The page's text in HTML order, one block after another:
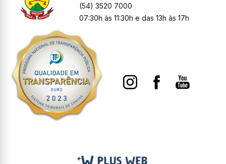
(54) 3520 7000
07:30h às 11:30h e das 13h às 17h